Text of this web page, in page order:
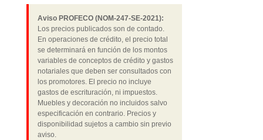
Aviso PROFECO (NOM-247-SE-2021):
Los precios publicados son de contado.
En operaciones de crédito, el precio total
se determinará en función de los montos
variables de conceptos de crédito y gastos
notariales que deben ser consultados con
los promotores. El precio no incluye
gastos de escrituración, ni impuestos.
Muebles y decoración no incluidos salvo
especificación en contrario. Precios y
disponibilidad sujetos a cambio sin previo
aviso.